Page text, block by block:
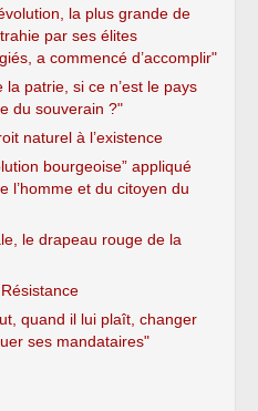
la plus grande de
par ses élites
a commencé d’accomplir"
la patrie, si ce n’est le pays
du souverain ?"
naturel à l’existence
bourgeoise” appliqué
l’homme et du citoyen du
le drapeau rouge de la
quand il lui plaît, changer
ses mandataires"